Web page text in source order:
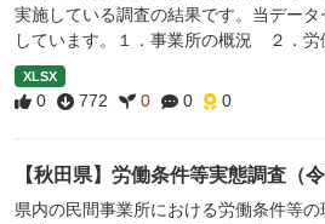
実施している調査の結果です。当デー
しています。１．事業所の概況 ２．労
XLSX
0 772 0 0 0
【秋田県】労働条件等実態調査（
県内の民間事業所における労働条件等